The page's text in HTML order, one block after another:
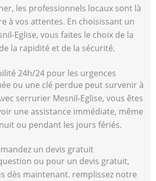
les professionnels locaux sont là
à vos attentes. En choisissant un
Eglise, vous faites le choix de la
la rapidité et de la sécurité.
24h/24 pour les urgences
ou une clé perdue peut survenir à
serrurier Mesnil-Eglise, vous êtes
une assistance immédiate, même
ou pendant les jours fériés.
un devis gratuit
ou pour un devis gratuit,
dès maintenant. remplissez notre